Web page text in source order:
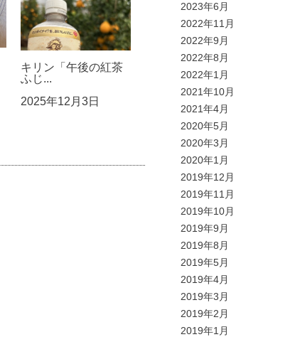
キリン「午後の紅茶
ふじ...
2025年12月3日
2023年6月
2022年11月
2022年9月
2022年8月
2022年1月
2021年10月
2021年4月
2020年5月
2020年3月
2020年1月
2019年12月
2019年11月
2019年10月
2019年9月
2019年8月
2019年5月
2019年4月
2019年3月
2019年2月
2019年1月